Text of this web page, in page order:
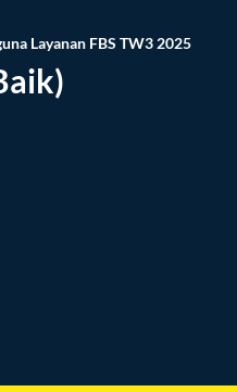
Layanan FBS TW3 2025